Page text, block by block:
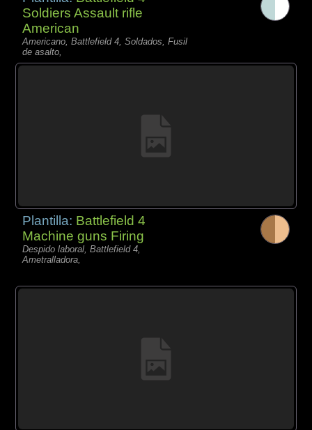
Soldiers Assault rifle
American
Americano, Battlefield 4, Soldados, Fusil
de asalto,
Plantilla: Battlefield 4
Machine guns Firing
Despido laboral, Battlefield 4,
Ametralladora,